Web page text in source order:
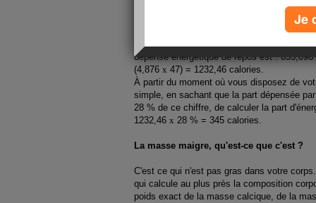
métabolisme de base grâce à la formule
est : Dépense énergétique de repos (pour
poids en kilos)
Ainsi, si vous avez 47 ans, mesurez 1,62
dépense énergétique de repos est :
(4,876 x 47) = 1232,46 calories.
À partir du moment où vous disposez de
simple, en sachant que la part dépensée
28 % de ce chiffre, de calculer la part
1232,46 x 28 % = 345 calories.
La masse maigre, qu'est-ce que c'est ?
C'est ce qui n'est pas gras dans votre
qui calcule au plus près la composition
poids exact de la masse calcique, de la
Je